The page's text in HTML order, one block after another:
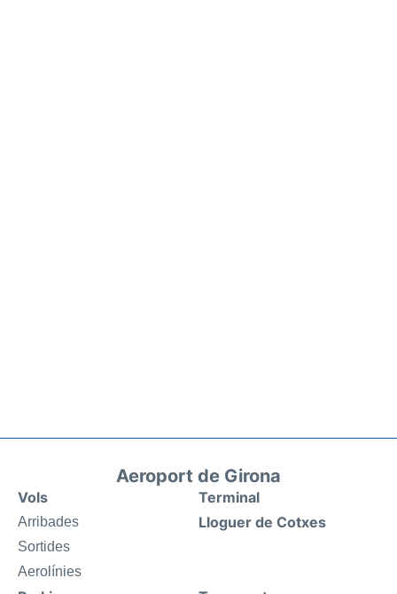
Aeroport de Girona
Vols
Arribades
Sortides
Aerolínies
Terminal
Lloguer de Cotxes